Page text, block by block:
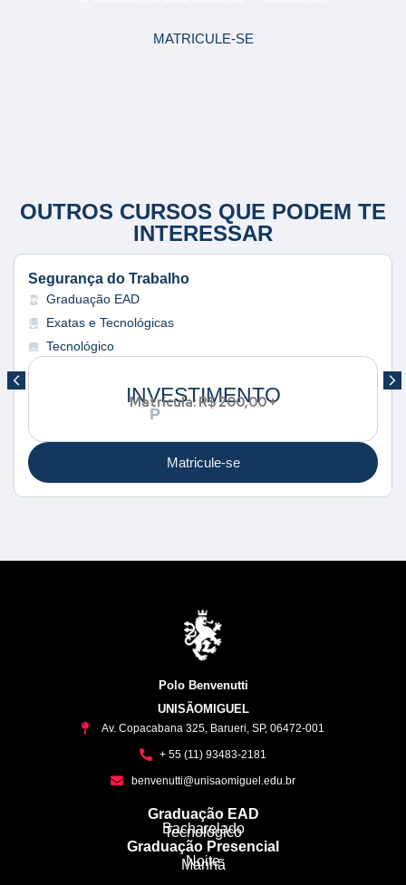
MATRICULE-SE
OUTROS CURSOS QUE PODEM TE
INTERESSAR
Segurança do Trabalho
Graduação EAD
Exatas e Tecnológicas
Tecnológico
Matricule-se
INVESTIMENTO
Matrícula: R$ 200,00 +
Por: R
Polo Benvenutti
UNISÃOMIGUEL
Av. Copacabana 325, Barueri, SP, 06472-001
+ 55 (11) 93483-2181
benvenutti@unisaomiguel.edu.br
Graduação EAD
Bacharelado
Tecnológico
Graduação Presencial
Noite
Manhã